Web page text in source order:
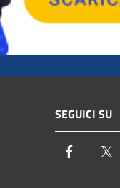
SEGUICI SU
Facebook